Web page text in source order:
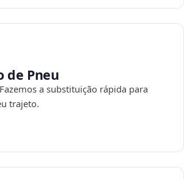
de Pneu
a substituição rápida para
trajeto.